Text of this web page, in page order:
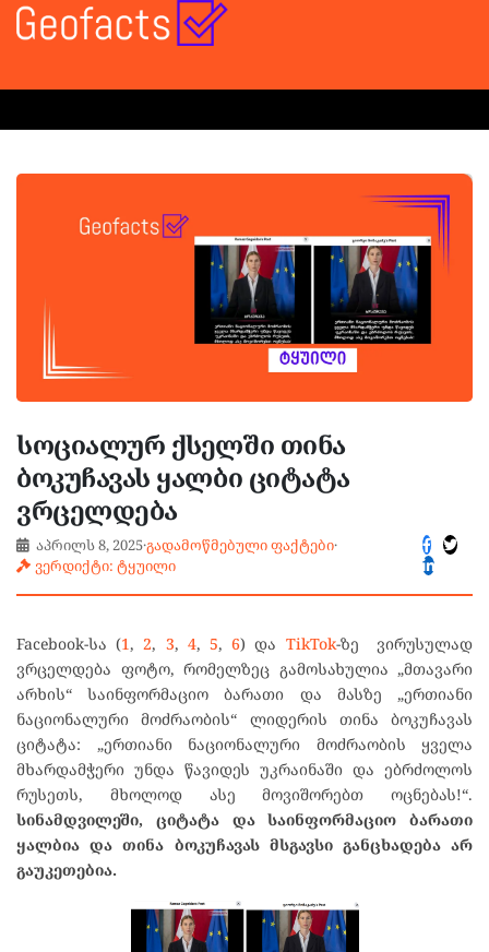
სოციალურ ქსელში თინა
ბოკუჩავას ყალბი ციტატა
ვრცელდება
აპრილს 8, 2025·გადამოწმებული ფაქტები·
ვერდიქტი: ტყუილი
Facebook-სა (1,2, 3, 4,5,6) და TikTok-ზე ვირუსულად
ვრცელდება ფოტო, რომელზეც გამოსახულია „მთავარი
არხის“ საინფორმაციო ბარათი და მასზე „ერთიანი
ნაციონალური მოძრაობის“ ლიდერის თინა ბოკუჩავას
ციტატა: „ერთიანი ნაციონალური მოძრაობის ყველა
მხარდამჭერი უნდა წავიდეს უკრაინაში და ებრძოლოს
რუსეთს, მხოლოდ ასე მოვიშორებთ ოცნებას!“.
სინამდვილეში, ციტატა
და საინფორმაციო ბარათი
ყალბია და თინა ბოკუჩავას მსგავსი განცხადება არ
გაუკეთებია.